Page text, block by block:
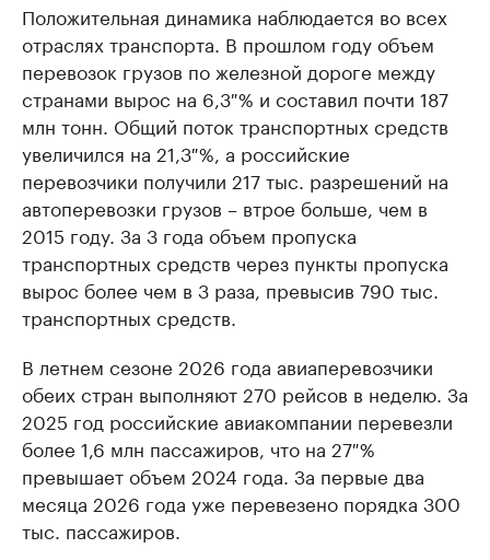
Положительная динамика наблюдается во всех
отраслях транспорта. В прошлом году объем
перевозок грузов по железной дороге между
странами вырос на 6,3 % и составил почти 187
млн тонн. Общий поток транспортных средств
увеличился на 21,3 %, а российские
перевозчики получили 217 тыс. разрешений на
автоперевозки грузов – втрое больше, чем в
2015 году. За 3 года объем пропуска
транспортных средств через пункты пропуска
вырос более чем в 3 раза, превысив 790 тыс.
транспортных средств.
В летнем сезоне 2026 года авиаперевозчики
обеих стран выполняют 270 рейсов в неделю. За
2025 год российские авиакомпании перевезли
более 1,6 млн пассажиров, что на 27 %
превышает объем 2024 года. За первые два
месяца 2026 года уже перевезено порядка 300
тыс. пассажиров.